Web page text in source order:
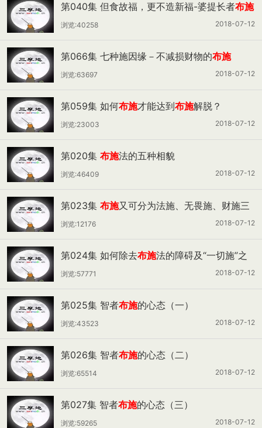
第040集 但食故福，更不造新福-婆提长者布施
后悔因缘
2018-07-12
浏览:40258
第066集 七种施因缘－不减损财物的布施
2018-07-12
浏览:63697
第059集 如何布施才能达到布施解脱？
2018-07-12
浏览:23003
第020集 布施法的五种相貌
2018-07-12
浏览:46409
第023集 布施又可分为法施、无畏施、财施三
类
2018-07-12
浏览:12176
第024集 如何除去布施法的障碍及“一切施”之
相貌？
2018-07-12
浏览:57771
第025集 智者布施的心态（一）
2018-07-12
浏览:43523
第026集 智者布施的心态（二）
2018-07-12
浏览:65514
第027集 智者布施的心态（三）
2018-07-12
浏览:59265